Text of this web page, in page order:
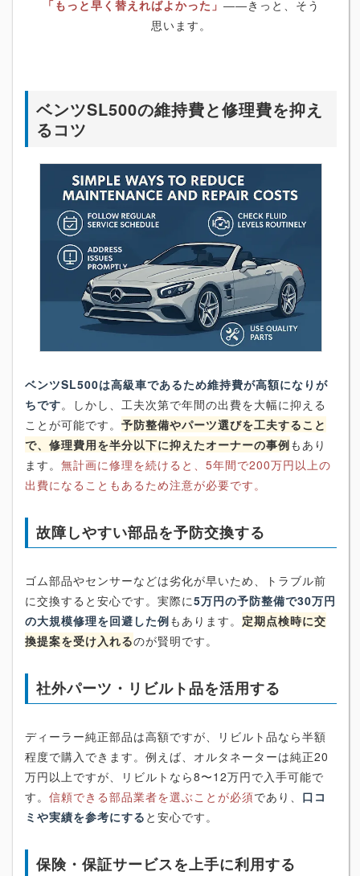
「もっと早く替えればよかった」 ――きっと、そう
思います。
ベンツSL500の維持費と修理費を抑え
るコツ
ベンツSL500は高級車であるため維持費が高額になりが
ちです。しかし、工夫次第で年間の出費を大幅に抑える
ことが可能です。 予防整備やパーツ選びを工夫すること
で、修理費用を半分以下に抑えたオーナーの事例もあり
ます。 無計画に修理を続けると、5年間で200万円以上の
出費になることもあるため注意が必要です。
故障しやすい部品を予防交換する
ゴム部品やセンサーなどは劣化が早いため、トラブル前
に交換すると安心です。実際に5万円の予防整備で30万円
の大規模修理を回避した例もあります。 定期点検時に交
換提案を受け入れるのが賢明です。
社外パーツ・リビルト品を活用する
ディーラー純正部品は高額ですが、リビルト品なら半額
程度で購入できます。例えば、オルタネーターは純正20
万円以上ですが、リビルトなら8〜12万円で入手可能で
す。 信頼できる部品業者を選ぶことが必須であり、 口コ
ミや実績を参考にする と安心です。
保険・保証サービスを上手に利用する